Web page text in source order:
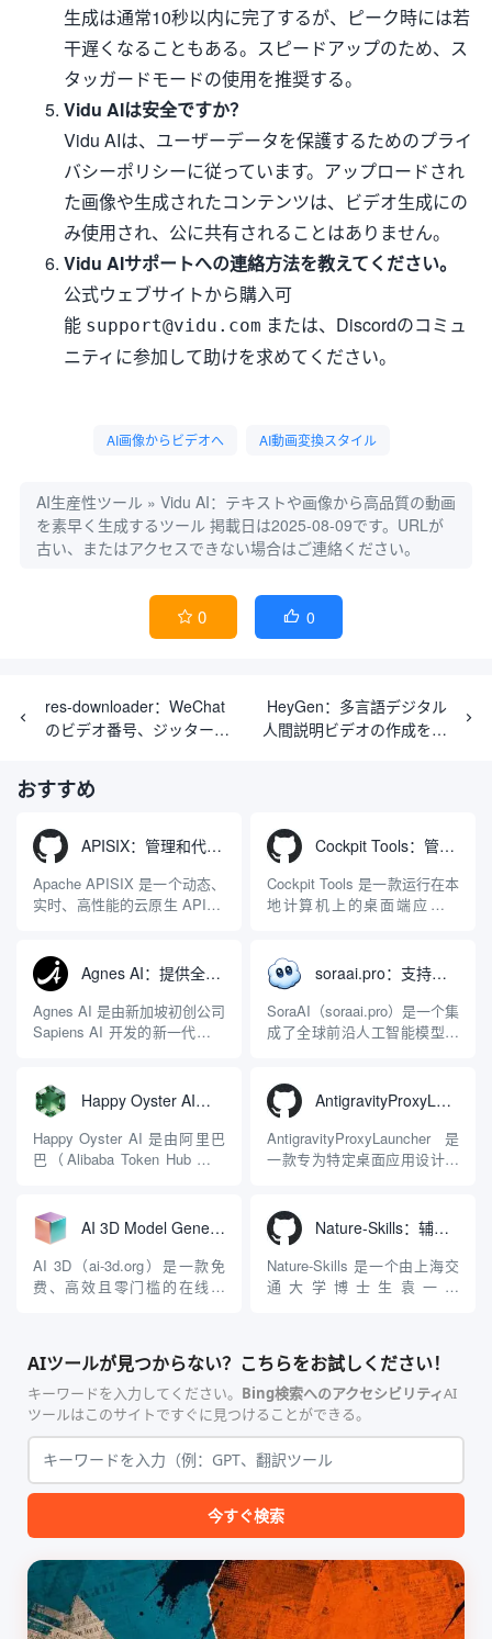
生成は通常10秒以内に完了するが、ピーク時には若
干遅くなることもある。スピードアップのため、ス
タッガードモードの使用を推奨する。
Vidu AIは安全ですか？
Vidu AIは、ユーザーデータを保護するためのプライ
バシーポリシーに従っています。アップロードされ
た画像や生成されたコンテンツは、ビデオ生成にの
み使用され、公に共有されることはありません。
Vidu AIサポートへの連絡方法を教えてください。
公式ウェブサイトから購入可
能 support@vidu.com または、Discordのコミュ
ニティに参加して助けを求めてください。
AI画像からビデオへ AI動画変換スタイル
AI生産性ツール » Vidu AI：テキストや画像から高品質の動画
を素早く生成するツール 掲載日は2025-08-09です。URLが
古い、またはアクセスできない場合はご連絡ください。
 0  0
res-downloader：WeChat
のビデオ番号、ジッタート
本のすべてのプラットフォ
ームのビデオグラフィック
HeyGen：多言語デジタル
人間説明ビデオの作成を支
おすすめ
APISIX：管理和代理API及大模型流量的高性能网关
Apache APISIX 是一个动态、
实时、高性能的云原生 API 网
LuaJIT 构建，并在 2019 年作
为顶级开源项目捐赠给
Apache 软件基金会。APISIX
彻底摒...
Cockpit Tools：管理多个AI编程IDE账号与配置多开独立实例的本地桌面应用
Cockpit Tools 是一款运行在本
地计算机上的桌面端应用程
程助手的账号与运行环境而设
计。它目前支持包括
Antigravity IDE、Codex、
GitHub Copilo...
Agnes AI：提供全模态模型免费API、支持图文视频生成与复杂工程执行的智能体平台
Agnes AI 是由新加坡初创公司
Sapiens AI 开发的新一代多模
限制，提供集文本、图像、视
频生成于一体的“全模态”大模
型能力。平台的核心产品矩阵
包括主打自动化工作流的
soraai.pro：支持多模型文字转视频和图像生成的在线创作工具
SoraAI（soraai.pro）是一个集
成了全球前沿人工智能模型的
者、营销人员及广大用户提供
一站式、开箱即用的视觉内容
生成解决方案。网站的核心优
势在于其强大的多模型聚合能
Happy Oyster AI：生成可交互式3D虚拟世界与视频的大模型
Happy Oyster AI 是由阿里巴
巴（Alibaba Token Hub业务
世界模型”（Open-Ended
World Model）。不同于传统
AI视频工具“单次输入提示词...
AntigravityProxyLauncher：免TUN全局代理使用Antigravity IDE
AntigravityProxyLauncher 是
一款专为特定桌面应用设计的
Windows 平台。当用户使用桌
面版 Gemini 客户端或
Antigravity IDE ...
AI 3D Model Generator：通过文本和图像快速生成3D模型的在线工具
AI 3D（ai-3d.org）是一款免
费、高效且零门槛的在线AI
模型架构，致力于帮助用户无
需掌握复杂的3D拓扑知识或昂
贵的专业软件，即可在...
Nature-Skills：辅助撰写学术论文和绘制科研图表的智能体插件
Nature-Skills 是一个由上海交
通大学博士生袁一哲
Nature、Science、Cell 等）
的论文撰写与发表流程设计。
该工具集以智能体插...
AIツールが見つからない？こちらをお試しください！
キーワードを入力してください。 Bing検索へのアクセシビリティAI
ツールはこのサイトですぐに見つけることができる。
今すぐ検索